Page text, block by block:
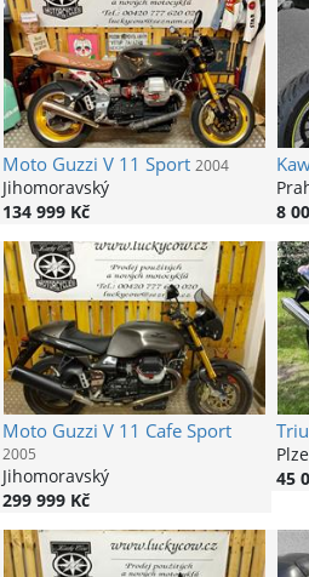
Moto Guzzi V 11 Sport 2004
Jihomoravský
134 999 Kč
8
Moto Guzzi V 11 Cafe Sport
2005
Jihomoravský
299 999 Kč
45